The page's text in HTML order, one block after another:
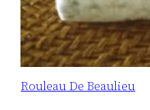
Rouleau De Beaulieu